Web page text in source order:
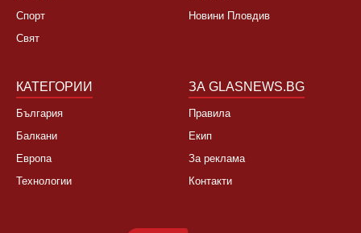
Спорт
Свят
Новини Пловдив
КАТЕГОРИИ
България
Балкани
Европа
Технологии
ЗА GLASNEWS.BG
Правила
Екип
За реклама
Контакти